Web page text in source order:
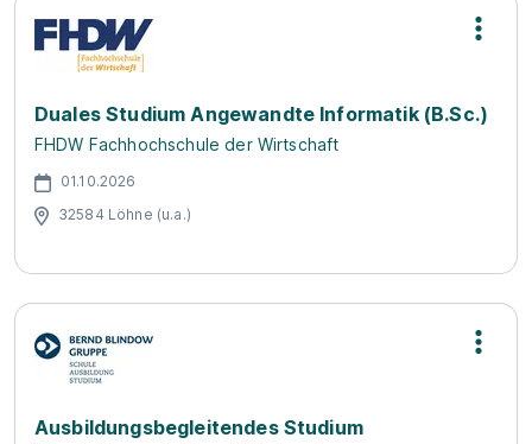
Duales Studium Angewandte Informatik (B.Sc.)
FHDW Fachhochschule der Wirtschaft
01.10.2026
32584 Löhne (u.a.)
Ausbildungsbegleitendes Studium